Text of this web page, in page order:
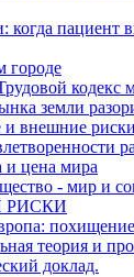
пациент
городе
кодекс
земли
внешние
и цена мира
- мир и
РИСКИ
похищение
теория и
доклад.